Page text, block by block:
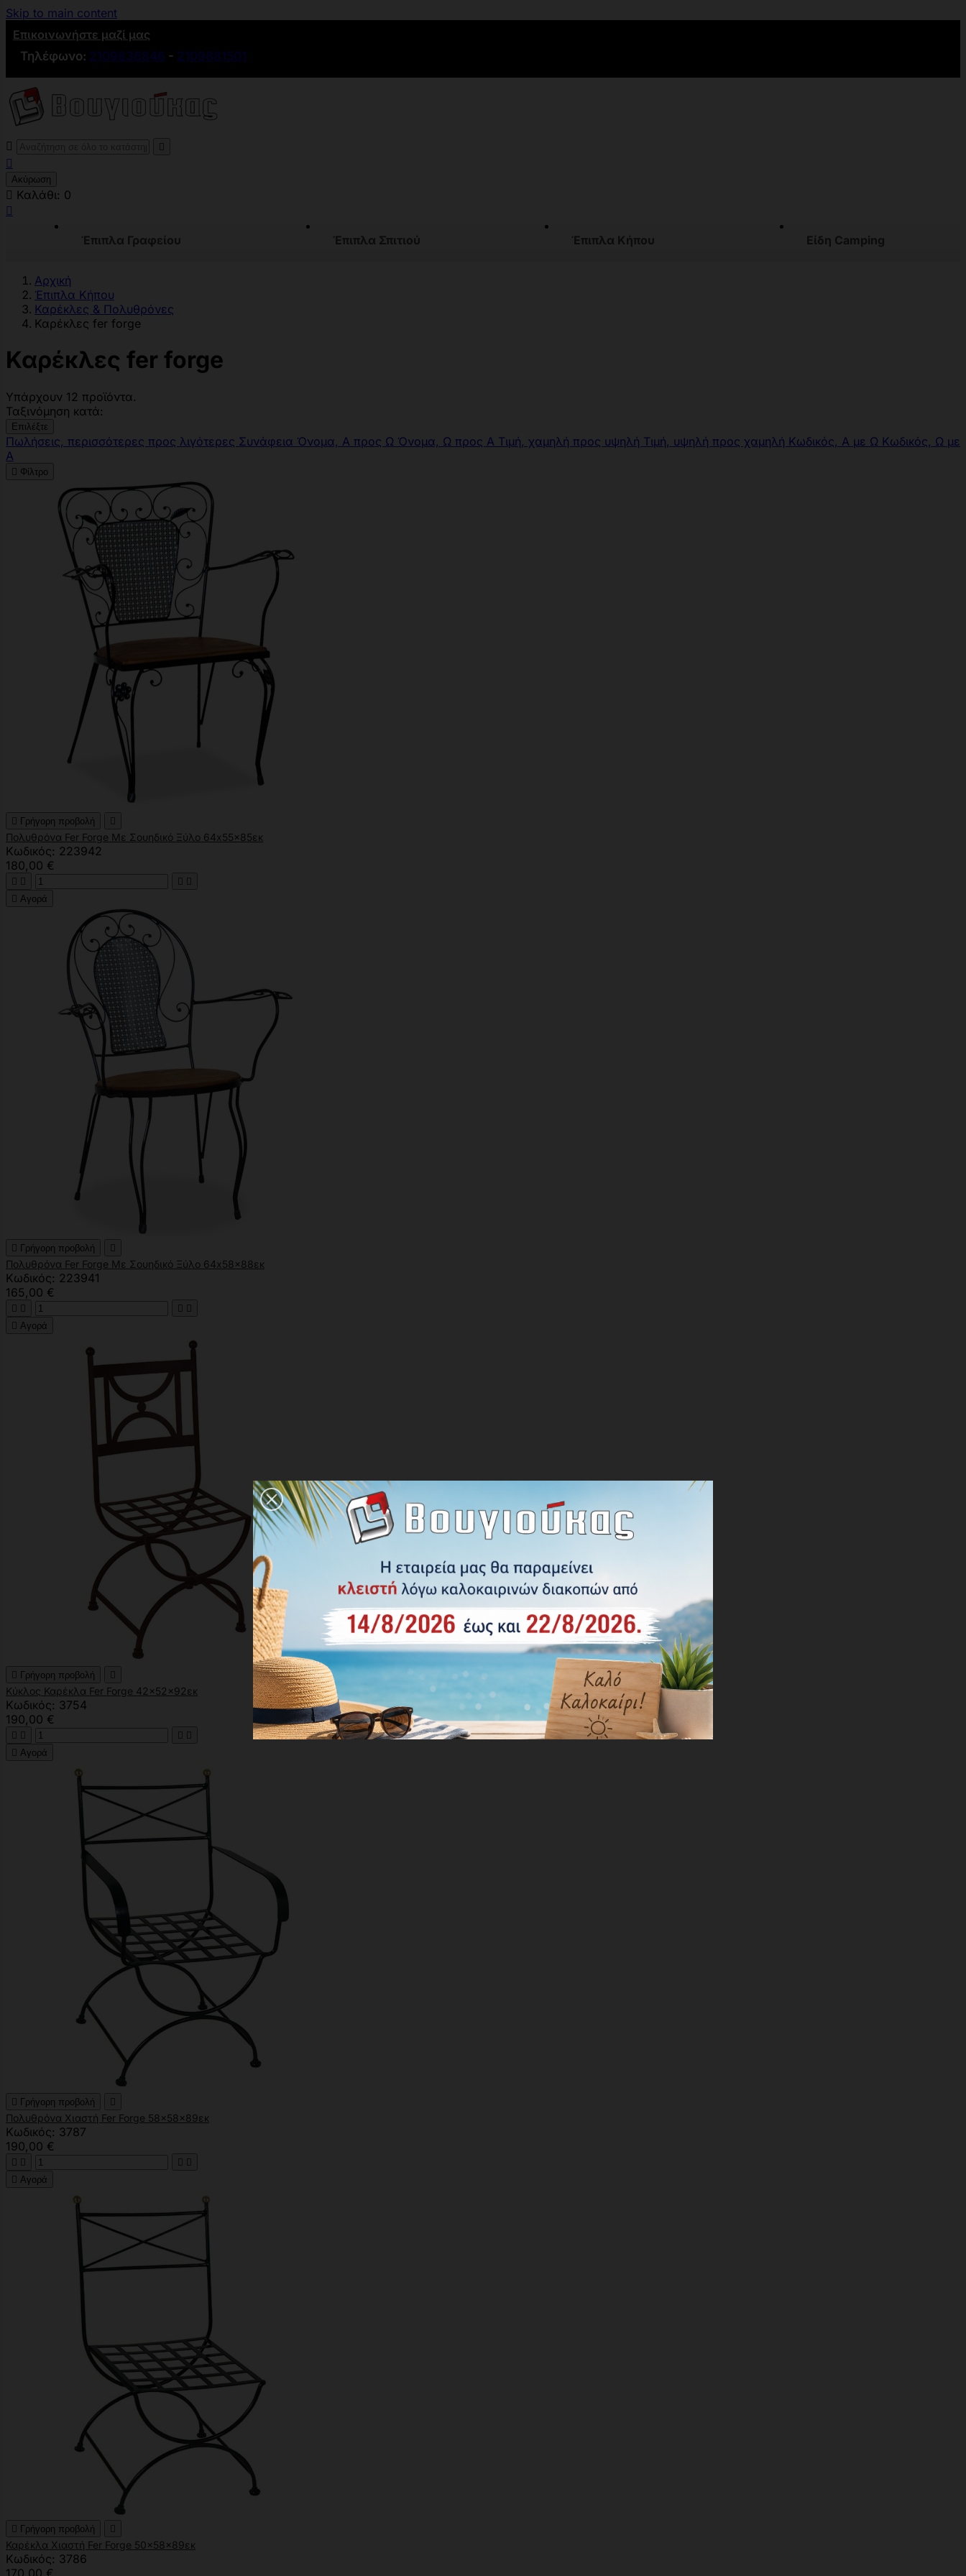
Skip to main content
Επικοινωνήστε μαζί μας
Τηλέφωνο: 2109836846 - 2109881501
 

Ακύρωση
 Καλάθι: 0

Έπιπλα Γραφείου Έπιπλα Σπιτιού Έπιπλα Κήπου Είδη Camping
Αρχική
Έπιπλα Κήπου
Καρέκλες & Πολυθρόνες
Καρέκλες fer forge
Καρέκλες fer forge
Υπάρχουν 12 προϊόντα.
Ταξινόμηση κατά:
Επιλέξτε
Πωλήσεις, περισσότερες προς λιγότερες Συνάφεια Όνομα, Α προς Ω Όνομα, Ω προς Α Τιμή, χαμηλή προς υψηλή Τιμή, υψηλή προς χαμηλή Κωδικός, Α με Ω Κωδικός, Ω με
Α
 Φίλτρο
 Γρήγορη προβολή 
Πολυθρόνα Fer Forge Με Σουηδικό Ξύλο 64x55x85εκ
Κωδικός: 223942
180,00 €
   
 Αγορά
 Γρήγορη προβολή 
Πολυθρόνα Fer Forge Με Σουηδικό Ξύλο 64x58x88εκ
Κωδικός: 223941
165,00 €
   
 Αγορά
 Γρήγορη προβολή 
Κύκλος Καρέκλα Fer Forge 42x52x92εκ
Κωδικός: 3754
190,00 €
   
 Αγορά
 Γρήγορη προβολή 
Πολυθρόνα Χιαστή Fer Forge 58x58x89εκ
Κωδικός: 3787
190,00 €
   
 Αγορά
 Γρήγορη προβολή 
Καρέκλα Χιαστή Fer Forge 50x58x89εκ
Κωδικός: 3786
170,00 €